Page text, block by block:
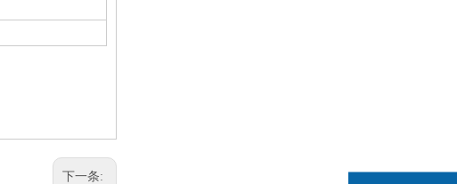
下一条: